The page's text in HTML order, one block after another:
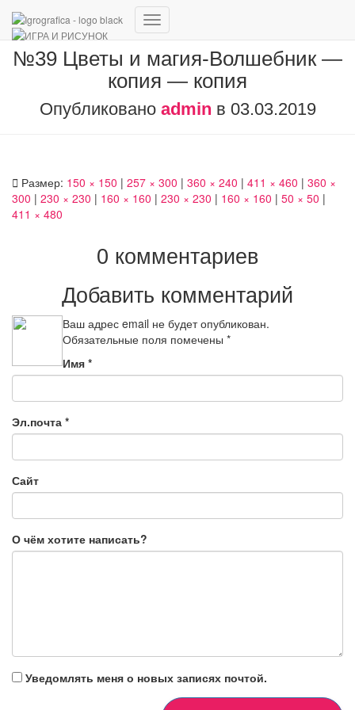
Переключить
№39 Цветы и магия-Волшебник —
копия — копия
Опубликовано admin в 03.03.2019
Размер: 150 × 150 | 257 × 300 | 360 × 240 | 411 × 460 | 360 ×
300 | 230 × 230 | 160 × 160 | 230 × 230 | 160 × 160 | 50 × 50 |
411 × 480
0 комментариев
Добавить комментарий
Ваш адрес email не будет опубликован.
Обязательные поля помечены *
Имя *
Эл.почта *
Сайт
О чём хотите написать?
Уведомлять меня о новых записях почтой.